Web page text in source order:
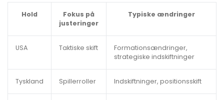
Hold
Fokus på
justeringer
Typiske ændringer
USA Taktiske skift
Formationsændringer,
strategiske indskiftninger
Tyskland Spillerroller Indskiftninger, positionsskift